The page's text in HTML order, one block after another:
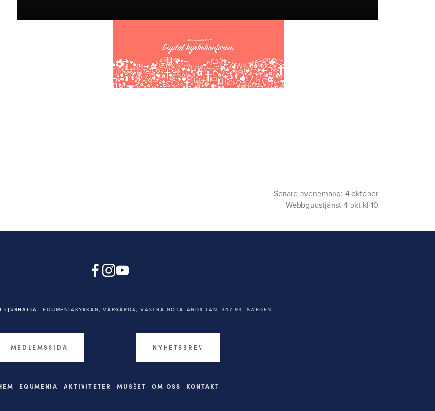
Senare evenemang: 4 oktober
Webbgudstjänst 4 okt kl 10
LJURHALLA EQUMENIAKYRKAN, VÅRGÅRDA, VÄSTRA GÖTALANDS LÄN, 447 94, SWEDEN
MEDLEMSSIDA NYHETSBREV
EQUMENIA AKTIVITETER MUSÉET OM OSS KONTAKT